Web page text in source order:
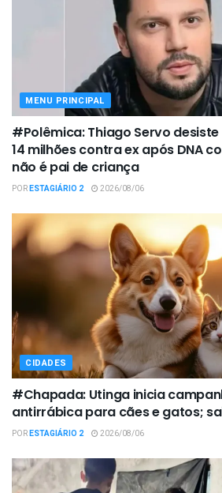
MENU PRINCIPAL
#Polêmica: Thiago Servo
14 milhões contra ex após DNA
não é pai de criança
PORESTAGIÁRIO 2 2026/08/06
CIDADES
#Chapada: Utinga inicia
antirrábica para cães e gatos;
PORESTAGIÁRIO 2 2026/08/06